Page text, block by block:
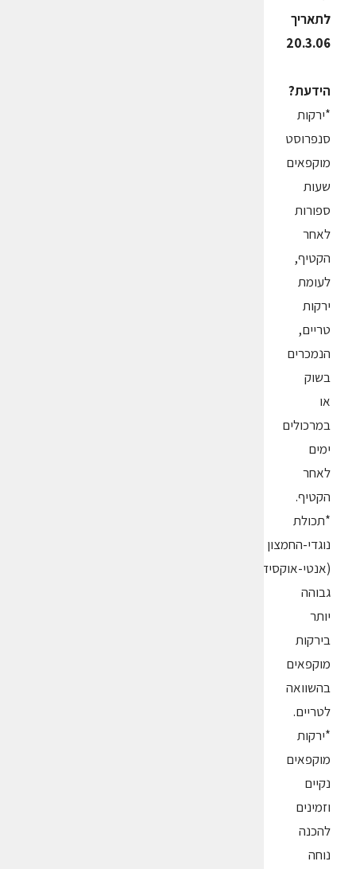
לתאריך
20.3.06
הידעת?
*ירקות
סנפרוסט
מוקפאים
שעות
ספורות
לאחר
הקטיף,
לעומת
ירקות
טריים,
הנמכרים
בשוק
או
במרכולים
ימים
לאחר
הקטיף.
*תכולת
נוגדי-החמצון
(אנטי-אוקסידנטים)
גבוהה
יותר
בירקות
מוקפאים
בהשוואה
לטריים.
*ירקות
מוקפאים
נקיים
וזמינים
להכנה
נוחה